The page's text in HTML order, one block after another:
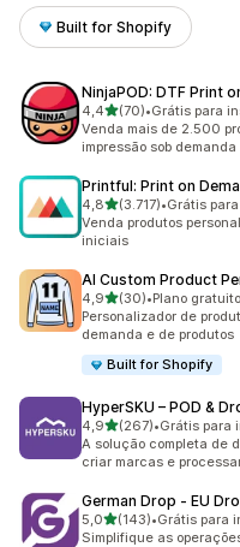
Built for Shopify
NinjaPOD: DTF Print
4,4de 5 estrelas
(70)
70 avaliações ao todo
•Grátis para
Venda mais de 2.500
impressão sob demanda
Printful: Print on
4,8de 5 estrelas
(3.717)
3717 avaliações ao todo
•Grátis
Venda produtos
iniciais
AI Custom Product
4,9de 5 estrelas
(30)
30 avaliações ao todo
•Plano
Personalizador de
demanda e de produtos
Built for Shopify
HyperSKU – POD &
4,9de 5 estrelas
(267)
267 avaliações ao todo
•Grátis para
A solução completa de
criar marcas e
German Drop ‑ EU
5,0de 5 estrelas
(143)
143 avaliações ao todo
•Grátis para
Simplifique as